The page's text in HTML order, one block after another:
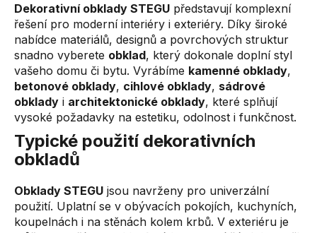
l
á
d
a
c
í
p
r
v
k
v
ý
p
i
Dekorativní obklady STEGU představují komplexní
řešení pro moderní interiéry i exteriéry. Díky široké
nabídce materiálů, designů a povrchových struktur
snadno vyberete obklad, který dokonale doplní styl
vašeho domu či bytu. Vyrábíme kamenné obklady,
betonové obklady, cihlové obklady, sádrové
obklady i architektonické obklady, které splňují
vysoké požadavky na estetiku, odolnost i funkčnost.
Typické použití dekorativních
obkladů
Obklady STEGU jsou navrženy pro univerzální
použití. Uplatní se v obývacích pokojích, kuchyních,
koupelnách i na stěnách kolem krbů. V exteriéru je